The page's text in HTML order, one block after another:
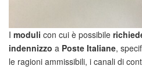
Imoduli con cui è possibile
indennizzo a Poste Italiane,
le ragioni ammissibili, i canali di